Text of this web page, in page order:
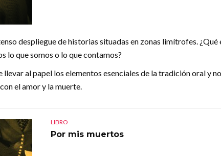
despliegue de historias situadas en zonas limítrofes. ¿Qué
lo que somos o lo que contamos?
llevar al papel los elementos esenciales de la tradición oral y
el amor y la muerte.
LIBRO
Por mis muertos